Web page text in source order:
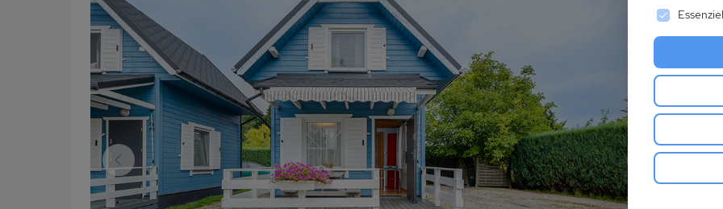
Skihütten & Chalets im Winter
Gruppenhäuser für den Skiurlaub
Es folgt